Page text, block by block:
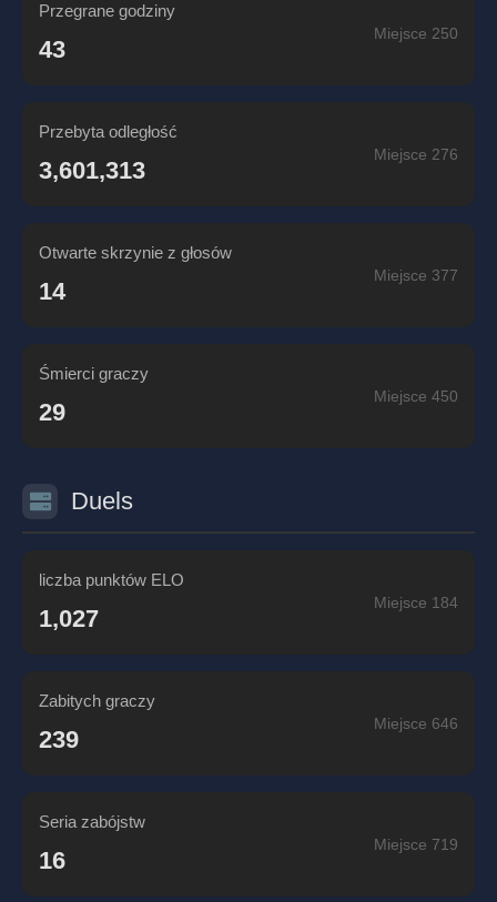
Przegrane godziny
43
Miejsce 250
Przebyta odległość
3,601,313
Miejsce 276
Otwarte skrzynie z głosów
14
Miejsce 377
Śmierci graczy
29
Miejsce 450
Duels
liczba punktów ELO
1,027
Miejsce 184
Zabitych graczy
239
Miejsce 646
Seria zabójstw
16
Miejsce 719